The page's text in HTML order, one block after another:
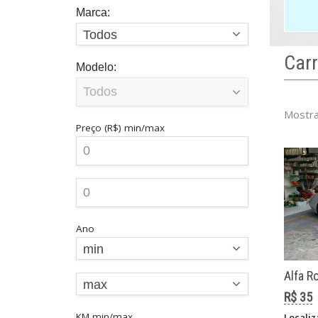
Alfa
R$ 35
Marca:
Todos
Modelo:
Preço (R$) min/max
Ano
min
max